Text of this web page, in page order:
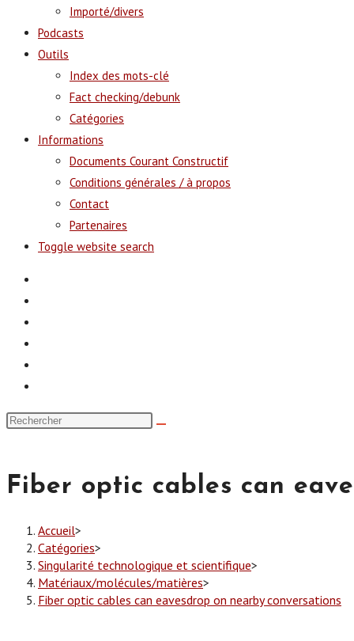
Importé/divers
Podcasts
Outils
Index des mots-clé
Fact checking/debunk
Catégories
Informations
Documents Courant Constructif
Conditions générales / à propos
Contact
Partenaires
Toggle website search
Fiber optic cables can
Accueil>
Catégories>
Singularité technologique et scientifique>
Matériaux/molécules/matières>
Fiber optic cables can eavesdrop on nearby conversations